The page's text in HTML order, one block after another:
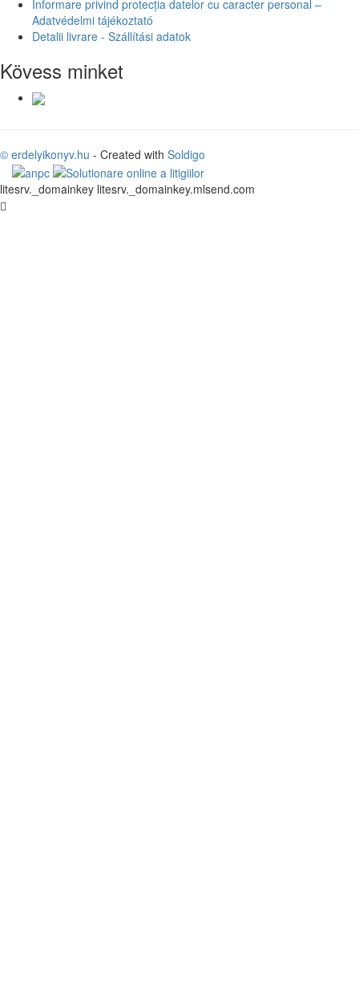
Informare privind protecția datelor cu caracter personal –
Adatvédelmi tájékoztató
Detalii livrare - Szállítási adatok
Kövess minket
© erdelyikonyv.hu - Created with Soldigo
litesrv._domainkey litesrv._domainkey.mlsend.com